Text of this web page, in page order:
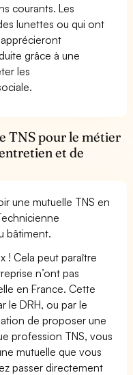
courants. Les
lunettes ou qui ont
grâce à une
les
TNS pour le métier
et de
une mutuelle TNS en
bâtiment.
! Cela peut paraître
n’ont pas
en France. Cette
le DRH, ou par le
de proposer une
profession TNS, vous
mutuelle que vous
passer directement